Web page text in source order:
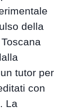
della
tutor per
con
La